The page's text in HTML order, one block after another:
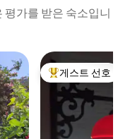
평가를 받은 숙소입니
상위 게스트 선호
게스트 선호